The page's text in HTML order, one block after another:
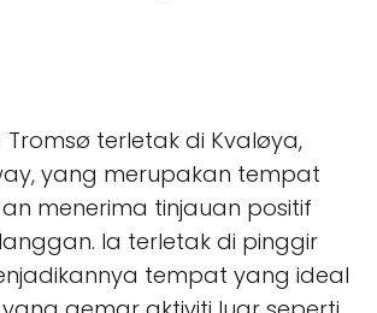
terletak di Kvaløya,
yang merupakan tempat
menerima tinjauan positif
Ia terletak di pinggir
tempat yang ideal